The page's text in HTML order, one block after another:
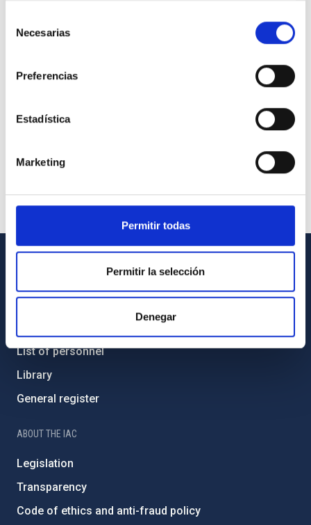
Necesarias
Preferencias
Estadística
Marketing
Permitir todas
Permitir la selección
Denegar
GENERAL INFORMATION
Contact
List of personnel
Library
General register
ABOUT THE IAC
Legislation
Transparency
Code of ethics and anti-fraud policy